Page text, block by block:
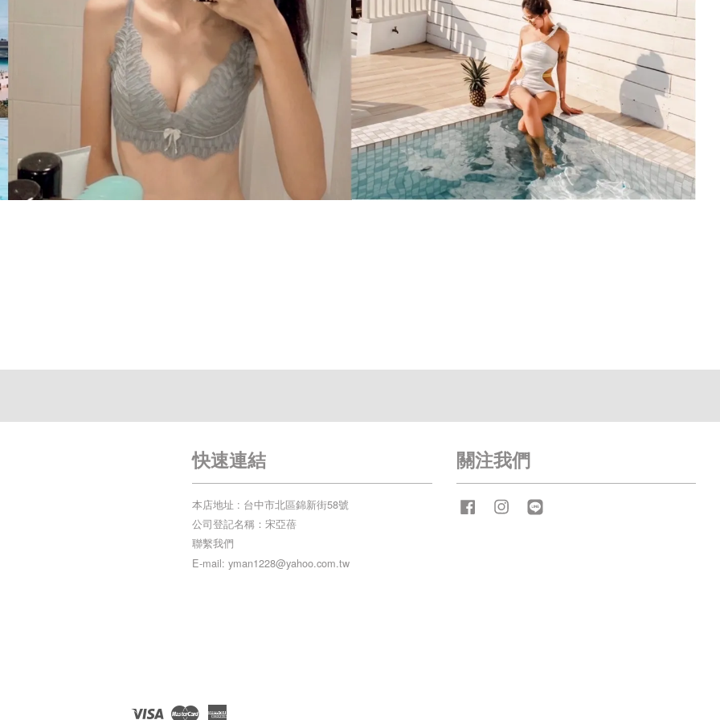
快速連結
本店地址 : 台中市北區錦新街58號
公司登記名稱：宋亞蓓
聯繫我們
E-mail: yman1228@yahoo.com.tw
關注我們
Facebook Instagram
Visa Master